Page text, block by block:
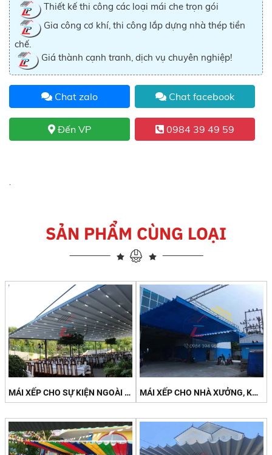
Thiết kế thi công các loại mái che trọn gói
Gia công cơ khí, thi công lắp dựng nhà thép tiền
chế.
Giá thành cạnh tranh, dịch vụ chuyên nghiệp!
Chat zalo Chat facebook
Đến VP 0984 39 49 59
.
SẢN PHẨM CÙNG LOẠI
MÁI XẾP CHO SỰ KIỆN NGOÀI TRỜI MÁI XẾP CHO NHÀ XƯỞNG, KHU CÔNG NGHIỆP